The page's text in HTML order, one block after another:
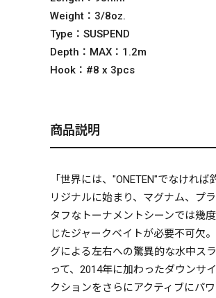
Weight： 3/8oz.
Type： SUSPEND
Depth： MAX：1.2m
Hook： #8 x 3pcs
商品説明
「世界には、"ONETEN"でなけれ
リジナルに始まり、マグナム、プ
タフなトーナメントシーンでは幾
じたジャークベイトが必要不可欠
グによる左右への驚異的な水中ス
って、2014年に加わったダウンサ
クションをさらにアクティブにパ